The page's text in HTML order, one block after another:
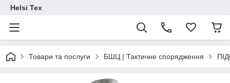
Helsi Tex
Товари та послуги БШЦ | Тактичне спорядження